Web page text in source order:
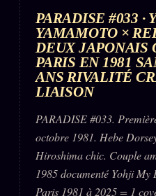
PARADISE #033 ·
YAMAMOTO ×
DEUX JAPONAIS
PARIS EN 1981
ANS RIVALITÉ
LIAISON
PARADISE #033.
octobre 1981. Hebe
Hiroshima chic. Couple
1985 documenté Yohji
Paris 1981 à 2025 = 1